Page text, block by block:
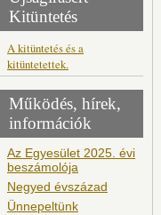
Kitüntetés
A kitüntetés és a
kitüntetettek.
Működés, hírek,
információk
Az Egyesület 2025. évi
beszámolója
Negyed évszázad
Ünnepeltünk